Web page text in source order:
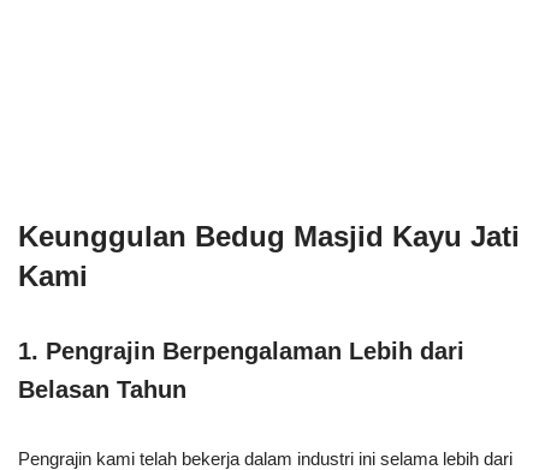
Keunggulan Bedug Masjid Kayu Jati
Kami
1. Pengrajin Berpengalaman Lebih dari
Belasan Tahun
Pengrajin kami telah bekerja dalam industri ini selama lebih dari